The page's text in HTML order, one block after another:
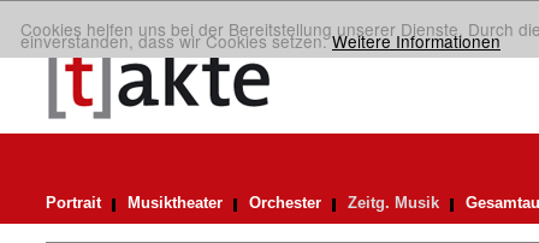
Cookies helfen uns bei der Bereitstellung unserer Dienste. Durch
einverstanden, dass wir Cookies setzen.Weitere Informationen
Portrait Musiktheater Orchester Zeitg. Musik